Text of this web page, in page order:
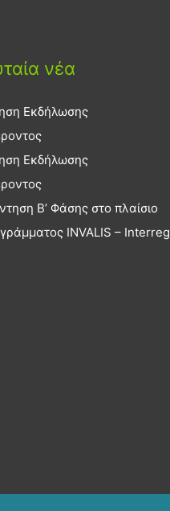
νέα
Εκδήλωσης
Εκδήλωσης
Β’ Φάσης στο πλαίσιο
INVALIS – Interreg